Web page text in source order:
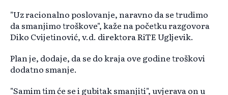
"Uz racionalno poslovanje, naravno da se trudimo
da smanjimo troškove", kaže na početku razgovora
Diko Cvijetinović, v.d. direktora RiTE Ugljevik.
Plan je, dodaje, da se do kraja ove godine troškovi
dodatno smanje.
"Samim tim će se i gubitak smanjiti", uvjerava on u